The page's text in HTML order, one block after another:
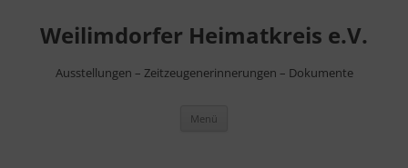
springen
Weilimdorfer Heimatkreis e.V.
Ausstellungen – Zeitzeugenerinnerungen – Dokumente
Menü